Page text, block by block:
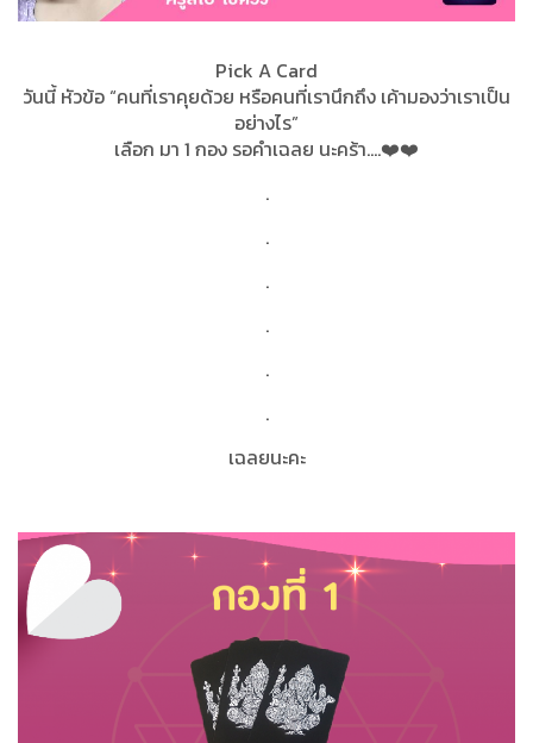
Pick A Card
วันนี้ หัวข้อ “คนที่เราคุยด้วย หรือคนที่เรานึกถึง เค้ามองว่าเราเป็น
อย่างไร”
เลือก มา 1 กอง รอคำเฉลย นะคร้า....❤️❤️
.
.
.
.
.
.
เฉลยนะคะ